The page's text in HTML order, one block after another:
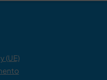
(UE)